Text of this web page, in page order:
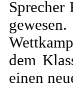
dem
einen